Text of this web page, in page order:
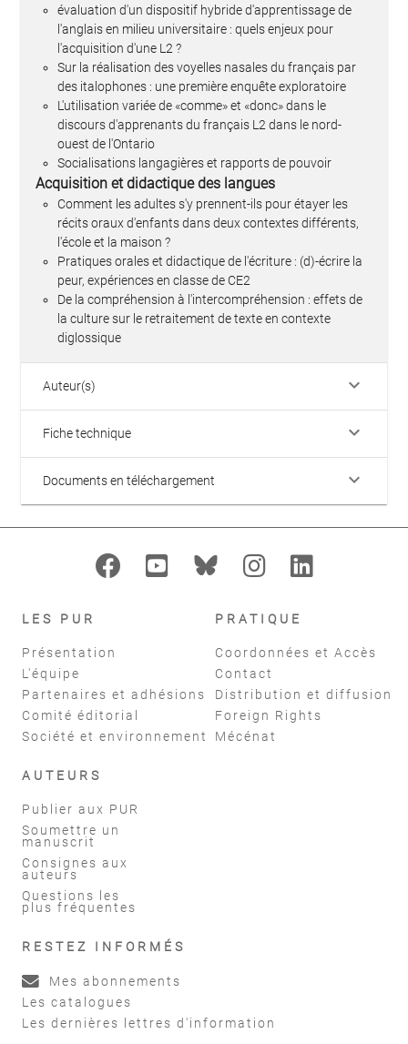
évaluation d'un dispositif hybride d'apprentissage de
l'anglais en milieu universitaire : quels enjeux pour
l'acquisition d'une L2 ?
Sur la réalisation des voyelles nasales du français par
des italophones : une première enquête exploratoire
L'utilisation variée de «comme» et «donc» dans le
discours d'apprenants du français L2 dans le nord-
ouest de l'Ontario
Socialisations langagières et rapports de pouvoir
Acquisition et didactique des langues
Comment les adultes s'y prennent-ils pour étayer les
récits oraux d'enfants dans deux contextes différents,
l'école et la maison ?
Pratiques orales et didactique de l'écriture : (d)-écrire la
peur, expériences en classe de CE2
De la compréhension à l'intercompréhension : effets de
la culture sur le retraitement de texte en contexte
diglossique
Auteur(s) keyboard_arrow_down
Fiche technique keyboard_arrow_down
Documents en téléchargement keyboard_arrow_down
LES PUR
Présentation
L'équipe
Partenaires et adhésions
Comité éditorial
Société et environnement
PRATIQUE
Coordonnées et Accès
Contact
Distribution et diffusion
Foreign Rights
Mécénat
AUTEURS
Publier aux PUR
Soumettre un
manuscrit
Consignes aux
auteurs
Questions les
plus fréquentes
RESTEZ INFORMÉS
Mes abonnements
Les catalogues
Les dernières lettres d'information